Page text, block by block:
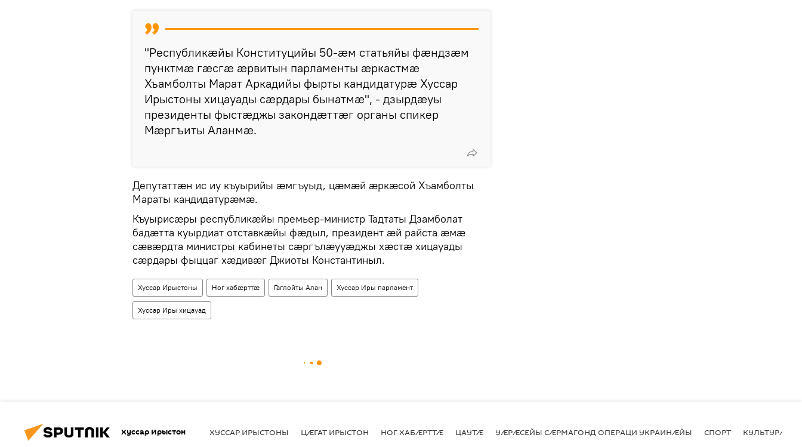
"Республикӕйы Конституцийы 50-ӕм статьяйы фӕндзӕм
пунктмӕ гӕсгӕ ӕрвитын парламенты ӕркастмӕ
Хъамболты Марат Аркадийы фырты кандидатурӕ Хуссар
Ирыстоны хицауады сӕрдары бынатмӕ", - дзырдӕуы
президенты фыстӕджы закондӕттӕг органы спикер
Мӕргъиты Аланмӕ.
Депутаттӕн ис иу къуырийы ӕмгъуыд, цӕмӕй ӕркӕсой Хъамболты
Мараты кандидатурӕмӕ.
Къуырисӕры республикӕйы премьер-министр Тадтаты Дзамболат
бадӕтта куырдиат отставкӕйы фӕдыл, президент ӕй райста ӕмӕ
сӕвӕрдта министры кабинеты сӕргълӕууӕджы хӕстӕ хицауады
сӕрдары фыццаг хӕдивӕг Джиоты Константиныл.
Хуссар Ирыстоны Ног хабӕрттӕ Гаглойты Алан Хуссар Иры парламент
Хуссар Иры хицауад
Хуссар Ирыстон ХУССАР ИРЫСТОНЫ ЦӔГАТ ИРЫСТОН НОГ ХАБӔРТТӔ ЦАУТӔ УӔРӔСЕЙЫ СӔРМАГОНД ОПЕРАЦИ УКРАИНӔЙЫ СПОРТ КУЛЬТУРӔ